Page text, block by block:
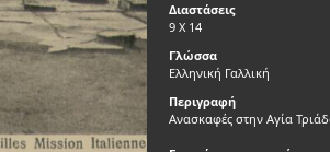
Διαστάσεις
9 Χ 14
Γλώσσα
Ελληνική Γαλλική
Περιγραφή
Ανασκαφές στην Αγία